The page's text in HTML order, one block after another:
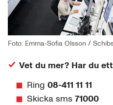
Foto: Emma-Sofia Olsson /
Vet du mer? Har du
Ring 08-411 11 11
Skicka sms 71000